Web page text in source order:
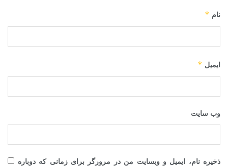
نام *
ایمیل *
وب‌ سایت
ذخیره نام، ایمیل و وبسایت من در مرورگر برای زمانی که دوباره